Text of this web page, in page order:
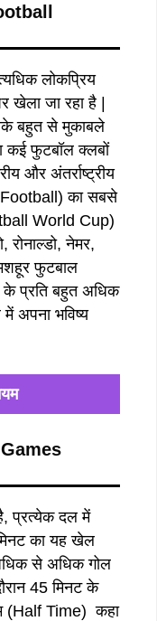
लोकप्रिय
खेला जा रहा है |
बहुत से मुकाबले
कई फुटबॉल क्लबों
और अंतर्राष्ट्रीय
का सबसे
World Cup)
रोनाल्डो, नेमर,
फुटबाल
प्रति बहुत अधिक
अपना भविष्य
प्रत्येक दल में
का यह खेल
से अधिक गोल
45 मिनट के
(Half Time) कहा